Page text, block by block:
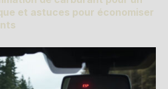
et astuces pour économiser